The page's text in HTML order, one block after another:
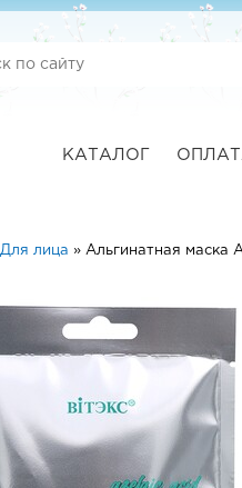
КАТАЛОГ
Для лица » Альгинатная